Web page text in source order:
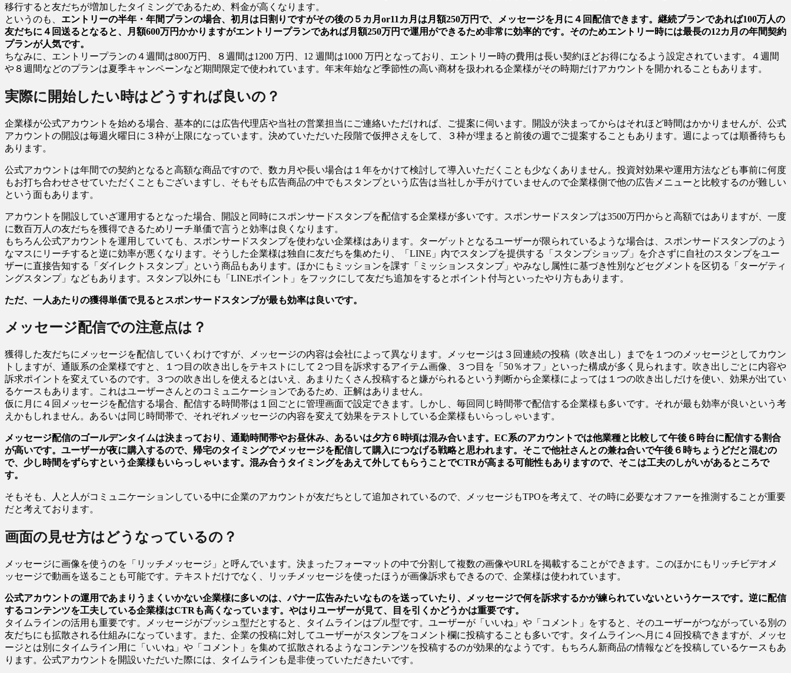
移行すると友だちが増加したタイミングであるため、料金が高くなります。
というのも、 エントリーの半年・年間プランの場合、初月は日割りですがその後の５カ月or11カ月は月額250万円で、メッセージを月に４回配信できます。継続プランであれば100万人の
友だちに４回送るとなると、月額600万円かかりますがエントリープランであれば月額250万円で運用ができるため非常に効率的です。そのためエントリー時には最長の12カ月の年間契約
プランが人気です。
ちなみに、エントリープランの４週間は800万円、８週間は1200 万円、12 週間は1000 万円となっており、エントリー時の費用は長い契約ほどお得になるよう設定されています。４週間
や８週間などのプランは夏季キャンペーンなど期間限定で使われています。年末年始など季節性の高い商材を扱われる企業様がその時期だけアカウントを開かれることもあります。
実際に開始したい時はどうすれば良いの？
企業様が公式アカウントを始める場合、基本的には広告代理店や当社の営業担当にご連絡いただければ、ご提案に伺います。開設が決まってからはそれほど時間はかかりませんが、公式
アカウントの開設は毎週火曜日に３枠が上限になっています。決めていただいた段階で仮押さえをして、３枠が埋まると前後の週でご提案することもあります。週によっては順番待ちも
あります。
公式アカウントは年間での契約となると高額な商品ですので、数カ月や長い場合は１年をかけて検討して導入いただくことも少なくありません。投資対効果や運用方法なども事前に何度
もお打ち合わせさせていただくこともございますし、そもそも広告商品の中でもスタンプという広告は当社しか手がけていませんので企業様側で他の広告メニューと比較するのが難しい
という面もあります。
アカウントを開設していざ運用するとなった場合、開設と同時にスポンサードスタンプを配信する企業様が多いです。スポンサードスタンプは3500万円からと高額ではありますが、一度
に数百万人の友だちを獲得できるためリーチ単価で言うと効率は良くなります。
もちろん公式アカウントを運用していても、スポンサードスタンプを使わない企業様はあります。ターゲットとなるユーザーが限られているような場合は、スポンサードスタンプのよう
なマスにリーチすると逆に効率が悪くなります。そうした企業様は独自に友だちを集めたり、「LINE」内でスタンプを提供する「スタンプショップ」を介さずに自社のスタンプをユー
ザーに直接告知する「ダイレクトスタンプ」という商品もあります。ほかにもミッションを課す「ミッションスタンプ」やみなし属性に基づき性別などセグメントを区切る「ターゲティ
ングスタンプ」などもあります。スタンプ以外にも「LINEポイント」をフックにして友だち追加をするとポイント付与といったやり方もあります。
ただ、一人あたりの獲得単価で見るとスポンサードスタンプが最も効率は良いです。
メッセージ配信での注意点は？
獲得した友だちにメッセージを配信していくわけですが、メッセージの内容は会社によって異なります。メッセージは３回連続の投稿（吹き出し）までを１つのメッセージとしてカウン
トしますが、通販系の企業様ですと、１つ目の吹き出しをテキストにして２つ目を訴求するアイテム画像、３つ目を「50％オフ」といった構成が多く見られます。吹き出しごとに内容や
訴求ポイントを変えているのです。３つの吹き出しを使えるとはいえ、あまりたくさん投稿すると嫌がられるという判断から企業様によっては１つの吹き出しだけを使い、効果が出てい
るケースもあります。これはユーザーさんとのコミュニケーションであるため、正解はありません。
仮に月に４回メッセージを配信する場合、配信する時間帯は１回ごとに管理画面で設定できます。しかし、毎回同じ時間帯で配信する企業様も多いです。それが最も効率が良いという考
えかもしれません。あるいは同じ時間帯で、それぞれメッセージの内容を変えて効果をテストしている企業様もいらっしゃいます。
メッセージ配信のゴールデンタイムは決まっており、通勤時間帯やお昼休み、あるいは夕方６時頃は混み合います。EC系のアカウントでは他業種と比較して午後６時台に配信する割合
が高いです。ユーザーが夜に購入するので、帰宅のタイミングでメッセージを配信して購入につなげる戦略と思われます。そこで他社さんとの兼ね合いで午後６時ちょうどだと混むの
で、少し時間をずらすという企業様もいらっしゃいます。混み合うタイミングをあえて外してもらうことでCTRが高まる可能性もありますので、そこは工夫のしがいがあるところで
す。
そもそも、人と人がコミュニケーションしている中に企業のアカウントが友だちとして追加されているので、メッセージもTPOを考えて、その時に必要なオファーを推測することが重要
だと考えております。
画面の見せ方はどうなっているの？
メッセージに画像を使うのを「リッチメッセージ」と呼んでいます。決まったフォーマットの中で分割して複数の画像やURLを掲載することができます。このほかにもリッチビデオメ
ッセージで動画を送ることも可能です。テキストだけでなく、リッチメッセージを使ったほうが画像訴求もできるので、企業様は使われています。
公式アカウントの運用であまりうまくいかない企業様に多いのは、バナー広告みたいなものを送っていたり、メッセージで何を訴求するかが練られていないというケースです。逆に配信
するコンテンツを工夫している企業様はCTRも高くなっています。やはりユーザーが見て、目を引くかどうかは重要です。
タイムラインの活用も重要です。メッセージがプッシュ型だとすると、タイムラインはプル型です。ユーザーが「いいね」や「コメント」をすると、そのユーザーがつながっている別の
友だちにも拡散される仕組みになっています。また、企業の投稿に対してユーザーがスタンプをコメント欄に投稿することも多いです。タイムラインへ月に４回投稿できますが、メッセ
ージとは別にタイムライン用に「いいね」や「コメント」を集めて拡散されるようなコンテンツを投稿するのが効果的なようです。もちろん新商品の情報などを投稿しているケースもあ
ります。公式アカウントを開設いただいた際には、タイムラインも是非使っていただきたいです。